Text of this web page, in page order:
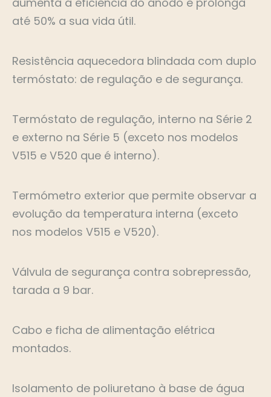
até 50% a sua vida útil.
Resistência aquecedora blindada com duplo
termóstato: de regulação e de segurança.
Termóstato de regulação, interno na Série 2
e externo na Série 5 (exceto nos modelos
V515 e V520 que é interno).
Termómetro exterior que permite observar a
evolução da temperatura interna (exceto
nos modelos V515 e V520).
Válvula de segurança contra sobrepressão,
tarada a 9 bar.
Cabo e ficha de alimentação elétrica
montados.
Isolamento de poliuretano à base de água